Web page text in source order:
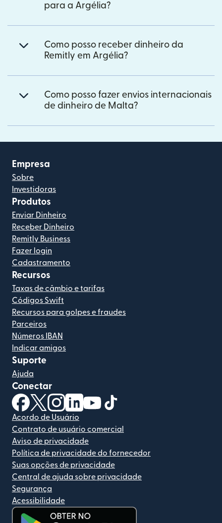
para a Argélia?
Como posso receber dinheiro da
Remitly em Argélia?
Como posso fazer envios internacionais
de dinheiro de Malta?
Empresa
Sobre
Investidoras
Produtos
Enviar Dinheiro
Receber Dinheiro
Remitly Business
Fazer login
Cadastramento
Recursos
Taxas de câmbio e tarifas
Códigos Swift
Recursos para golpes e fraudes
Parceiros
Números IBAN
Indicar amigos
Suporte
Ajuda
Conectar
(abre em uma nova janela)
(abre em uma nova janela)
(abre em uma nova janela)
(abre em uma nova janela)
(abre em uma nova janela)
Acordo de Usuário
Contrato de usuário comercial
Aviso de privacidade
Política de privacidade do fornecedor
Suas opções de privacidade
Central de ajuda sobre privacidade
Segurança
Acessibilidade